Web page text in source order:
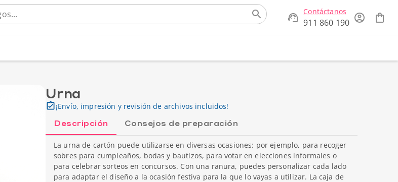
Contáctanos
911 860 190
Urna
¡Envío, impresión y revisión de archivos incluidos!
Descripción Consejos de preparación
La urna de cartón puede utilizarse en diversas ocasiones: por ejemplo, para recoger
sobres para cumpleaños, bodas y bautizos, para votar en elecciones informales o
para celebrar sorteos en concursos. Con una ranura, puedes personalizar cada lado
para adaptar el diseño a la ocasión festiva para la que lo vayas a utilizar. La caja de